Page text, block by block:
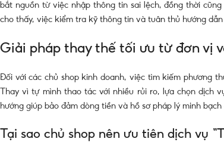
bắt nguồn từ việc nhập thông tin sai lệch, đồng thời
cho thấy, việc kiểm tra kỹ thông tin và tuân thủ hướng
Giải pháp thay thế tối ưu từ đơn vị
Đối với các chủ shop kinh doanh, việc tìm kiếm phương
Thay vì tự mình thao tác với nhiều rủi ro, lựa chọn dịch
hướng giúp bảo đảm dòng tiền và hồ sơ pháp lý minh bạch
Tại sao chủ shop nên ưu tiên dịch vụ